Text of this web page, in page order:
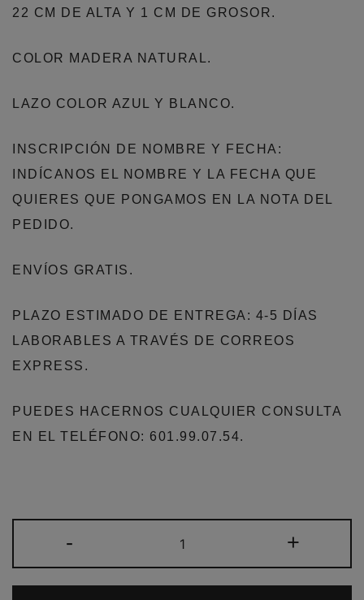
22 CM DE ALTA Y 1 CM DE GROSOR.
COLOR MADERA NATURAL.
LAZO COLOR AZUL Y BLANCO.
INSCRIPCIÓN DE NOMBRE Y FECHA:
INDÍCANOS EL NOMBRE Y LA FECHA QUE
QUIERES QUE PONGAMOS EN LA NOTA DEL
PEDIDO.
ENVÍOS GRATIS.
PLAZO ESTIMADO DE ENTREGA: 4-5 DÍAS
LABORABLES A TRAVÉS DE CORREOS
EXPRESS.
PUEDES HACERNOS CUALQUIER CONSULTA
EN EL TELÉFONO: 601.99.07.54.
-
PERCHAS
+